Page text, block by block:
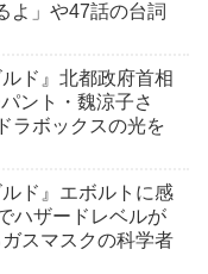
よ」や47話の台詞
ルド』北都政府首相
ント・魏涼子さ
ラボックスの光を
ルド』エボルトに感
ハザードレベルが
スマスクの科学者